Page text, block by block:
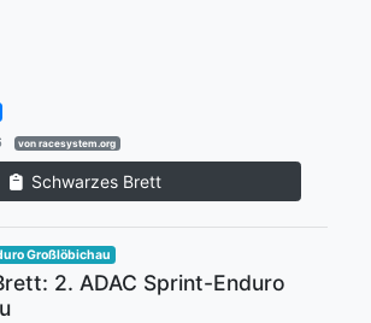
von racesystem.org
Schwarzes Brett
Großlöbichau
2. ADAC Sprint-Enduro